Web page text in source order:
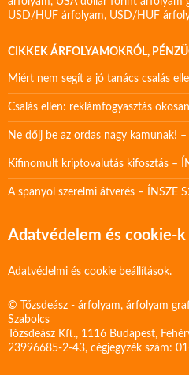
USD/HUF árfolyam, USD/HUF
CIKKEK ÁRFOLYAMOKRÓL,
Miért nem segít a jó tanács csalás
Csalás ellen: reklámfogyasztás
Ne dőlj be az ordas nagy kamunak! –
Kifinomult kriptovalutás kifosztás –
A spanyol szerelmi átverés – ÍNSZE
Adatvédelem és cookie-k
Adatvédelmi és cookie beállítások.
© Tőzsdeász - árfolyam, árfolyam
Szabolcs
Tőzsdeász Kft., 1116 Budapest,
23996685-2-43, cégjegyzék szám: